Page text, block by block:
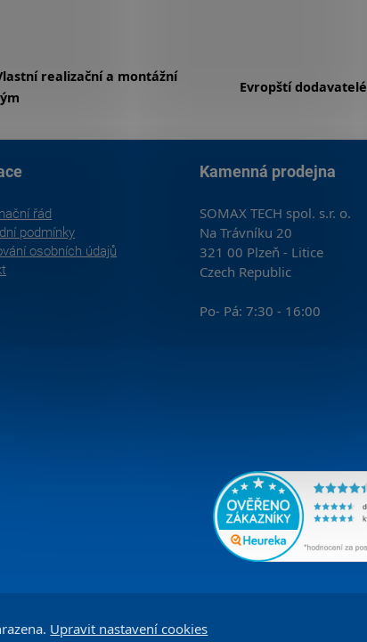
realizační a montážní
Evropští dodavatelé
řád
podmínky
osobních údajů
Kamenná prodejna
SOMAX TECH spol. s.r. o.
Na Trávníku 20
321 00 Plzeň - Litice
Czech Republic
Po- Pá: 7:30 - 16:00
Upravit nastavení cookies